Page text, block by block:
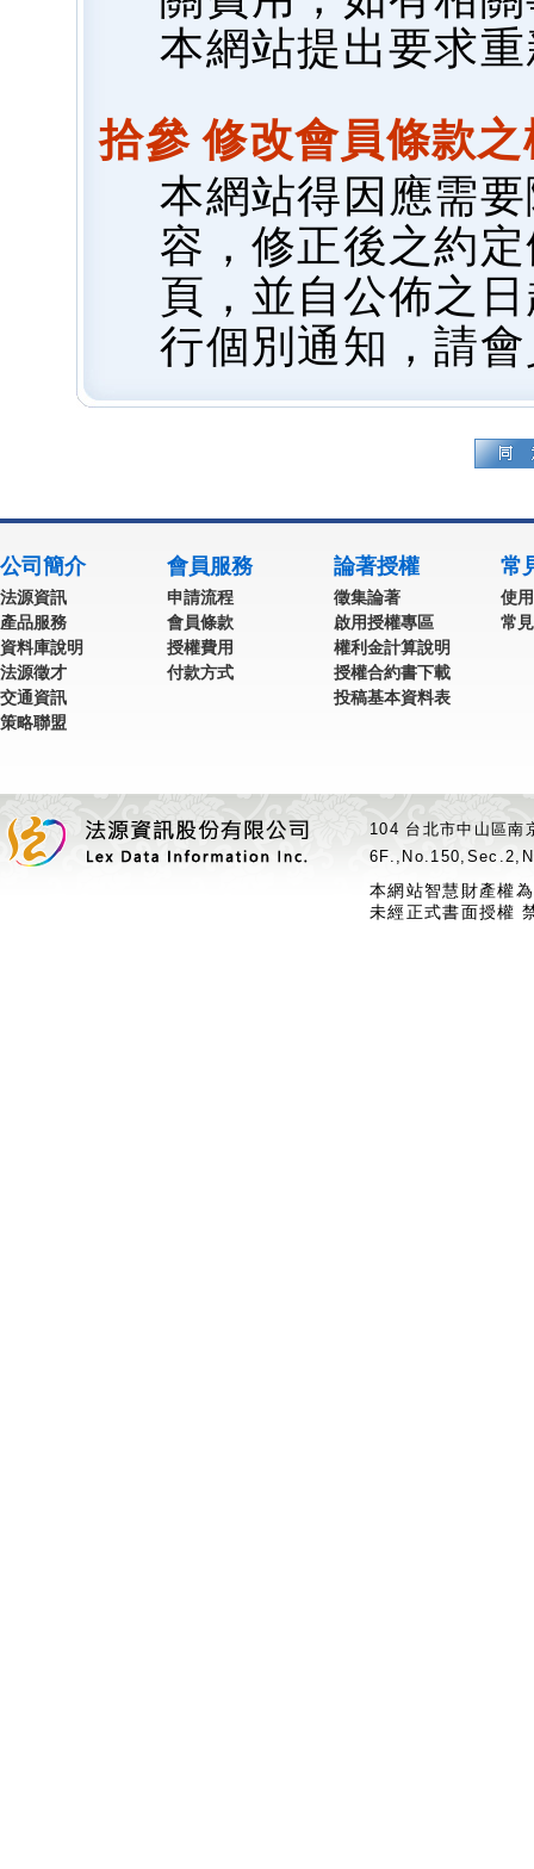
本網站提出要求
拾參 修改會員條款
本網站得因應需
容，修正後之約
頁，並自公佈之
行個別通知，請
公司簡介
法源資訊
產品服務
資料庫說明
法源徵才
交通資訊
策略聯盟
會員服務
申請流程
會員條款
授權費用
付款方式
論著授權
徵集論著
啟用授權專區
權利金計算說明
授權合約書下載
投稿基本資料表
常
使
常
104 台北市中山區
本網站智慧財產權
未經正式書面授權